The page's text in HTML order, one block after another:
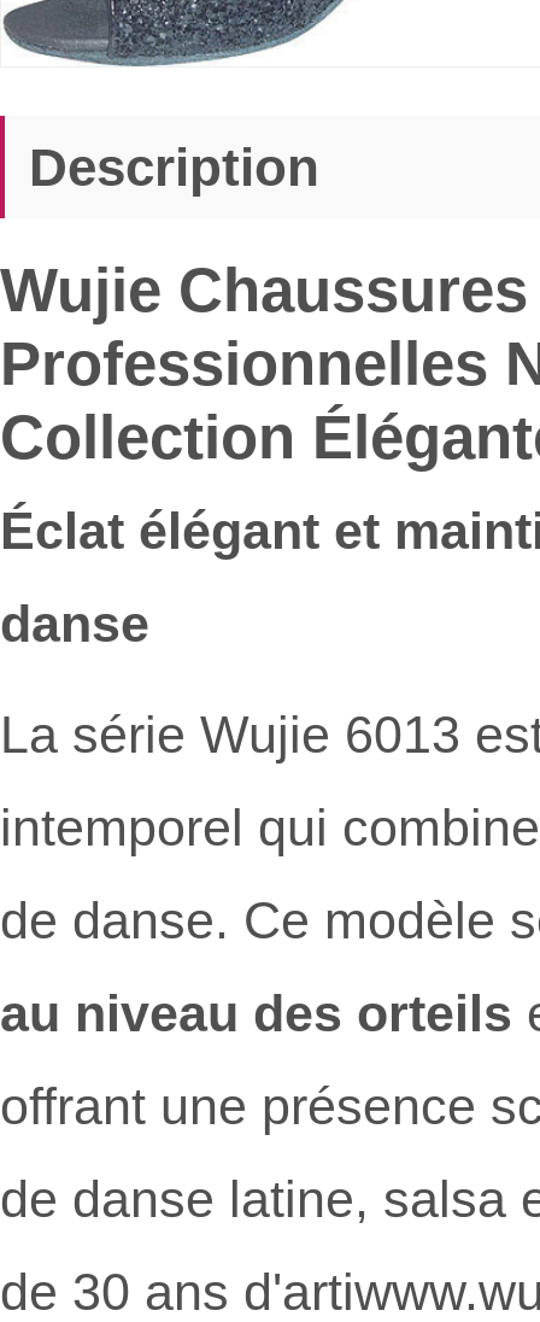
Description
Wujie
Professionnelles
Collection
Éclat élégant et
danse
La série Wujie 6013
intemporel qui
de danse. Ce modèle
au niveau des orteils
offrant une présence
de danse latine, salsa
de 30 ans